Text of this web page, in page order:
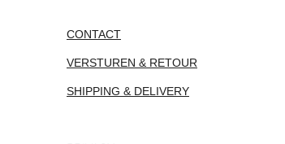
CONTACT
VERSTUREN & RETOUR
SHIPPING & DELIVERY